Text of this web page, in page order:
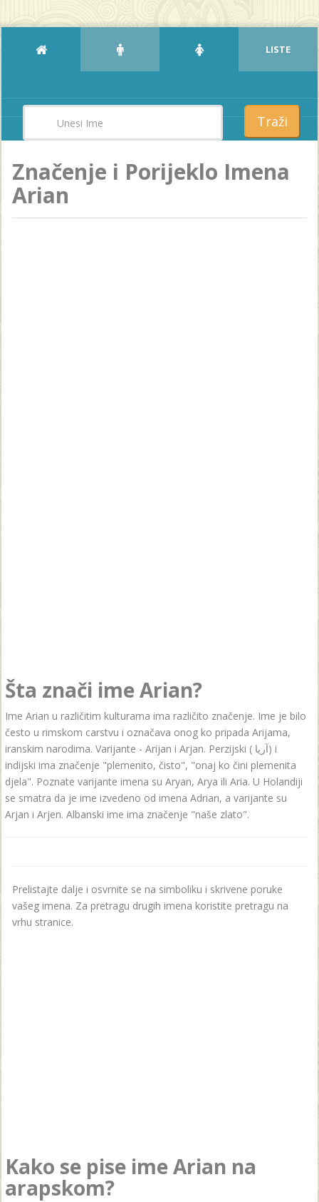
LISTE
Traži
Značenje i Porijeklo Imena
Arian
Šta znači ime Arian?
Ime Arian u različitim kulturama ima različito značenje. Ime je bilo
često u rimskom carstvu i označava onog ko pripada Arijama,
iranskim narodima. Varijante - Arijan i Arjan. Perzijski ( آریا) i
indijski ima značenje "plemenito, čisto", "onaj ko čini plemenita
djela". Poznate varijante imena su Aryan, Arya ili Aria. U Holandiji
se smatra da je ime izvedeno od imena Adrian, a varijante su
Arjan i Arjen. Albanski ime ima značenje "naše zlato".
Prelistajte dalje i osvrnite se na simboliku i skrivene poruke
vašeg imena. Za pretragu drugih imena koristite pretragu na
vrhu stranice.
Kako se pise ime Arian na
arapskom?